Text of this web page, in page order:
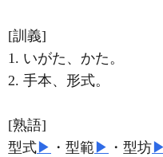
[訓義]
1. いがた、かた。
2. 手本、形式。
[熟語]
型式 ▶ ・型範 ▶ ・型坊 ▶